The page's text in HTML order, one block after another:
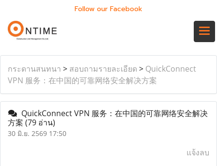
Follow our Facebook
กระดานสนทนา > สอบถามรายละเอียด > QuickConnect
VPN 服务：在中国的可靠网络安全解决方案
QuickConnect VPN 服务：在中国的可靠网络安全解决
方案 (79 อ่าน)
30 มิ.ย. 2569 17:50
แจ้งลบ